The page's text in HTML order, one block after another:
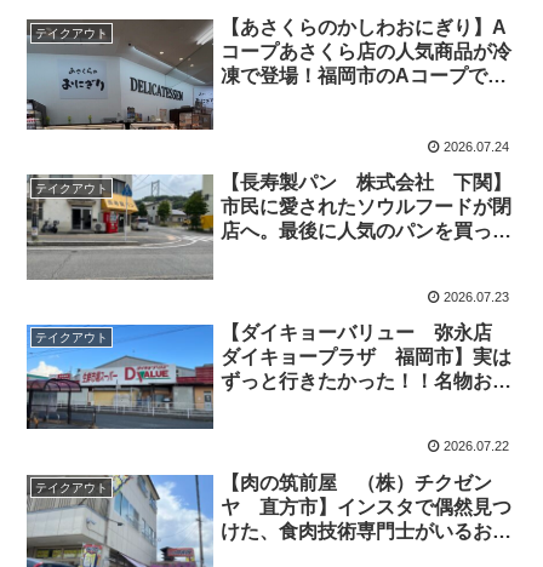
テイクアウト
【あさくらのかしわおにぎり】A
コープあさくら店の人気商品が冷
凍で登場！福岡市のAコープで買
2026.07.24
テイクアウト
【長寿製パン 株式会社 下関】
市民に愛されたソウルフードが閉
店へ。最後に人気のパンを買って
2026.07.23
テイクアウト
【ダイキョーバリュー 弥永店
ダイキョープラザ 福岡市】実は
ずっと行きたかった！！名物お惣
2026.07.22
テイクアウト
【肉の筑前屋 （株）チクゼン
ヤ 直方市】インスタで偶然見つ
けた、食肉技術専門士がいるお肉